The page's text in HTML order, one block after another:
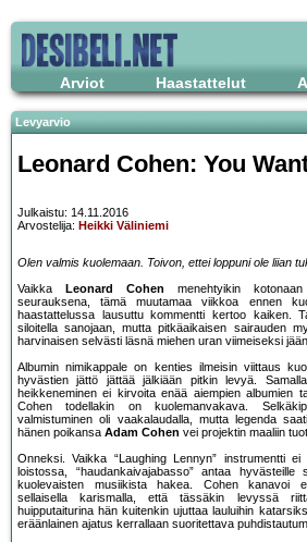
Arviot Haastattelut
Levyarvio
Leonard Cohen: You
Julkaistu: 14.11.2016
Arvostelija: Heikki Väliniemi
Olen valmis kuolemaan. Toivon, ettei loppuni ole liian
Vaikka
Leonard Cohen menehtyikin kotonaan
seurauksena, tämä muutamaa viikkoa ennen
haastattelussa lausuttu kommentti kertoo kaiken.
siloitella sanojaan, mutta pitkäaikaisen sairauden
harvinaisen selvästi läsnä miehen uran viimeiseksi
Albumin nimikappale on kenties ilmeisin viittaus
hyvästien jättö jättää jälkiään pitkin levyä.
heikkeneminen ei kirvoita enää aiempien albumien
Cohen todellakin on kuolemanvakava.
valmistuminen oli vaakalaudalla, mutta legenda
hänen poikansa Adam Cohen vei projektin maaliin
Onneksi. Vaikka “Laughing Lennyn” instrumentti
loistossa, “haudankaivajabasso” antaa
kuolevaisten musiikista hakea. Cohen kanavoi
sellaisella karismalla, että tässäkin levyssä
huipputaiturina hän kuitenkin ujuttaa lauluihin
eräänlainen ajatus kerrallaan suoritettava